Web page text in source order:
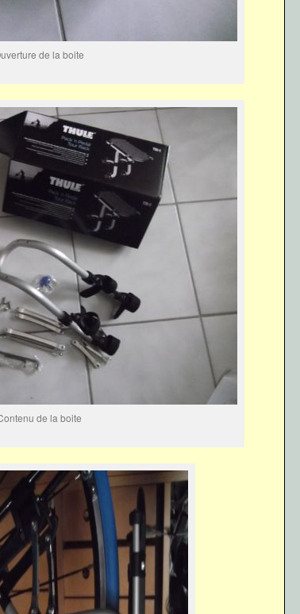
de la boite
de la boite